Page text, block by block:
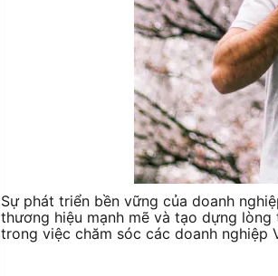
Sự phát triển bền vững của doanh
thương hiệu mạnh mẽ và tạo dựng
trong việc chăm sóc các doanh nghiệp